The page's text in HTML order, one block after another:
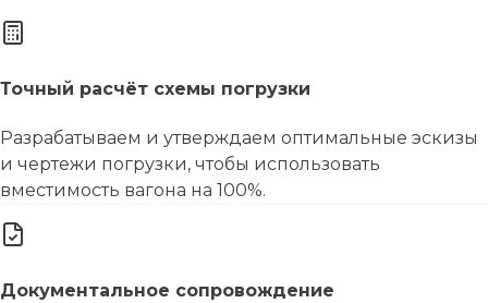
Точный расчёт схемы погрузки
Разрабатываем и утверждаем оптимальные эскизы
и чертежи погрузки, чтобы использовать
вместимость вагона на 100%.
Документальное сопровождение